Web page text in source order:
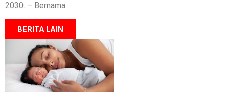
2030. – Bernama
BERITA LAIN